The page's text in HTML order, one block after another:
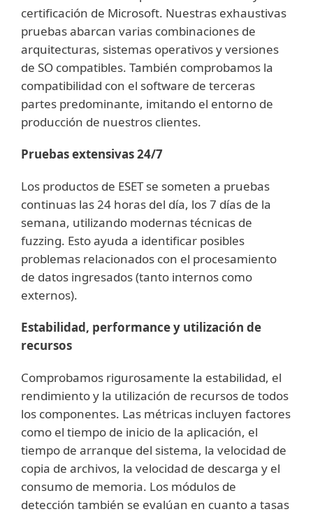
certificación de Microsoft. Nuestras exhaustivas
pruebas abarcan varias combinaciones de
arquitecturas, sistemas operativos y versiones
de SO compatibles. También comprobamos la
compatibilidad con el software de terceras
partes predominante, imitando el entorno de
producción de nuestros clientes.
Pruebas extensivas 24/7
Los productos de ESET se someten a pruebas
continuas las 24 horas del día, los 7 días de la
semana, utilizando modernas técnicas de
fuzzing. Esto ayuda a identificar posibles
problemas relacionados con el procesamiento
de datos ingresados (tanto internos como
externos).
Estabilidad, performance y utilización de
recursos
Comprobamos rigurosamente la estabilidad, el
rendimiento y la utilización de recursos de todos
los componentes. Las métricas incluyen factores
como el tiempo de inicio de la aplicación, el
tiempo de arranque del sistema, la velocidad de
copia de archivos, la velocidad de descarga y el
consumo de memoria. Los módulos de
detección también se evalúan en cuanto a tasas